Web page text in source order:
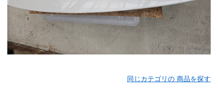
同じカテゴリの 商品を探す